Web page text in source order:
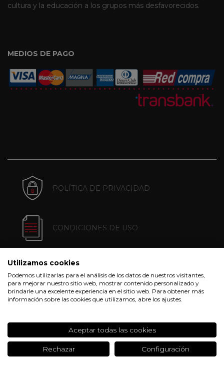
cultura y la educación a los grupos más desfavorecidos.
MEDIOS DE PAGO
POLÍTICA DE PRIVACIDAD
CONDICIONES DE USO
POLÍTICA DE COOKIES
Utilizamos cookies
Podemos utilizarlas para el análisis de los datos de nuestros visitantes,
para mejorar nuestro sitio web, mostrar contenido personalizado y
brindarle una excelente experiencia en el sitio web. Para obtener más
información sobre las cookies que utilizamos, abre los ajustes.
Aceptar todas las cookies
Rechazar Configuración